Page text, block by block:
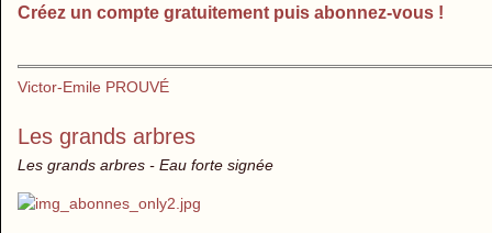
Créez un compte gratuitement puis abonnez-vous !
Victor-Emile PROUVÉ
Les grands arbres
Les grands arbres - Eau forte signée